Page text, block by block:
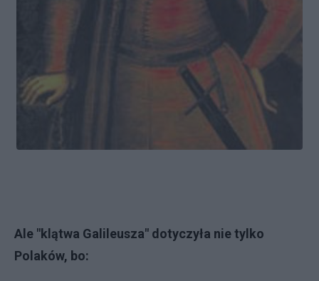
Ale "klątwa Galileusza" dotyczyła nie tylko
Polaków, bo: